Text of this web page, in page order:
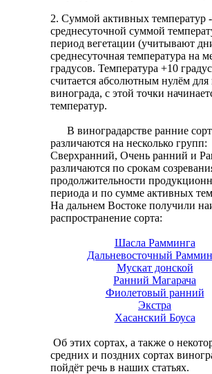
2. Суммой активных температур -
среднесуточной суммой
период вегетации (учитывают
среднесуточная температура на
градусов. Температура +10
считается абсолютным нулём для
винограда, с этой точки
температур.
В виноградарстве ранние
различаются на несколько групп:
Сверхранний, Очень ранний и
различаются по срокам
продолжительности
периода и по сумме активных
На дальнем Востоке получили
распространение сорта:
Шасла Рамминга
Дальневосточный
Мускат донской
Ранний Магарача
Фиолетовый ранний
Экстра
Хасанский Боуса
Об этих сортах, а также о
средних и поздних сортах
пойдёт речь в наших статьях.